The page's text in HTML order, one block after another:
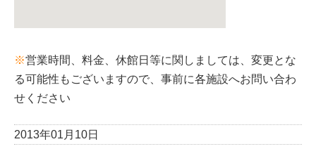
※営業時間、料金、休館日等に関しましては、変更とな
る可能性もございますので、事前に各施設へお問い合わ
せください
2013年01月10日